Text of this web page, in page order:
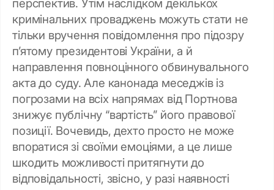
перспектив. Утім наслідком декількох
кримінальних проваджень можуть стати не
тільки вручення повідомлення про підозру
п’ятому президентові України, а й
направлення повноцінного обвинувального
акта до суду. Але канонада меседжів із
погрозами на всіх напрямах від Портнова
знижує публічну “вартість” його правової
позиції. Вочевидь, дехто просто не може
впоратися зі своїми емоціями, а це лише
шкодить можливості притягнути до
відповідальності, звісно, у разі наявності